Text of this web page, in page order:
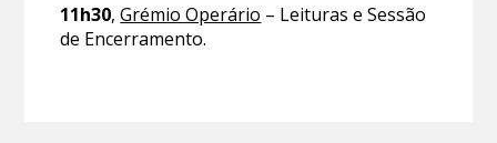
11h30,Grémio Operário – Leituras e Sessão
de Encerramento.